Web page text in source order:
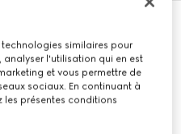
similaires pour
l'utilisation qui en est
et vous permettre de
sociaux. En continuant à
les présentes conditions